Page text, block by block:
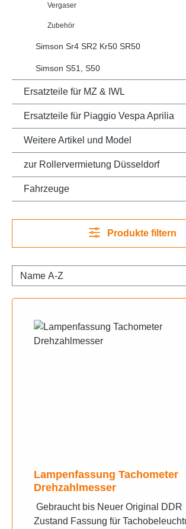
Vergaser
Zubehör
Simson Sr4 SR2 Kr50 SR50
Simson S51, S50
Ersatzteile für MZ & IWL
Ersatzteile für Piaggio Vespa Aprilia
Weitere Artikel und Model
zur Rollervermietung Düsseldorf
Fahrzeuge
Produkte filtern
Lampenfassung Tachometer
Drehzahlmesser
Gebraucht bis Neuer Original DDR
Zustand Fassung für